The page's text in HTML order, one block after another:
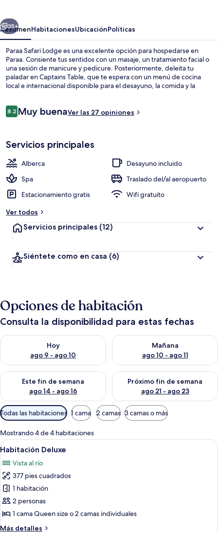
Siguiente
35+
ResumenHabitacionesUbicaciónPolíticas
Paraa Safari Lodge es una excelente opción para hospedarse en
Paraa. Consiente tus sentidos con un masaje, un tratamiento facial o
una sesión de manicure y pedicure. Posteriormente, deleita tu
paladar en Captains Table, que te espera con un menú de cocina
local e internacional disponible para el desayuno, la comida y la
Opiniones
8.28.2 de 10,
Muy buenaVer las 27 opiniones
Servicios principales
Alberca
Desayuno incluido
Spa
Traslado del/al aeropuerto
Estacionamiento gratis
Wifi gratuito
Ver todos
Servicios principales (12)
Siéntete como en casa (6)
Opciones de habitación
Consulta la disponibilidad para estas fechas
Hoy
ago 9 - ago 10
Consulta la disponibilidad para hoy ago 9 - ago 10
Mañana
ago 10 - ago 11
Consulta la disponibilidad
Este fin de semana
ago 14 - ago 16
Consulta la disponibilidad para este fin de semana ago 14 -
Próximo fin de semana
ago 21 - ago 23
Consulta la disponibilidad
Filtros
disponibles
para
las
habitaciones
Todas las habitaciones 1 cama 2 camas 3 camas o más
Mostrando 4 de 4 habitaciones
Abrir
todas
las
fotos
de
Habitación
Deluxe
Un dormitorio con una cama
5
Habitación Deluxe
Vista al río
377 pies cuadrados
1 habitación
2 personas
1 cama Queen size o 2 camas individuales
Más detalles
Más